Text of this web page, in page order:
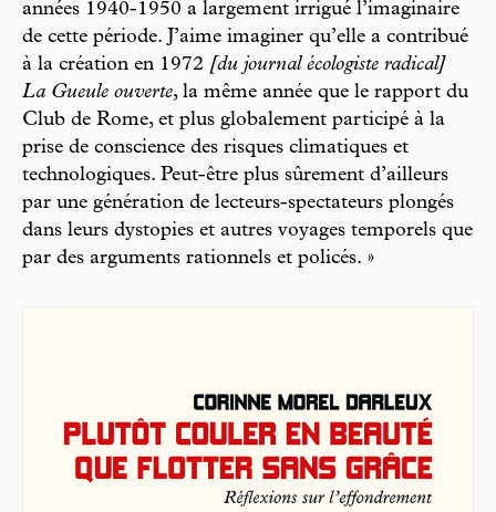
années 1940-1950 a largement irrigué l’imaginaire
de cette période. J’aime imaginer qu’elle a contribué
à la création en 1972 [du journal écologiste radical]
La Gueule ouverte, la même année que le rapport du
Club de Rome, et plus globalement participé à la
prise de conscience des risques climatiques et
technologiques. Peut-être plus sûrement d’ailleurs
par une génération de lecteurs-spectateurs plongés
dans leurs dystopies et autres voyages temporels que
par des arguments rationnels et policés. »